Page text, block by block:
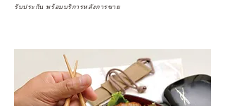
รับประกัน พร้อมบริการหลังการขาย